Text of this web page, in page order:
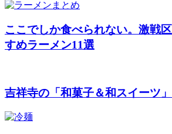
ここでしか食べられない。激戦
すめラーメン11選
吉祥寺の「和菓子＆和スイーツ」